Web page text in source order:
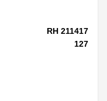
RH 211417
127